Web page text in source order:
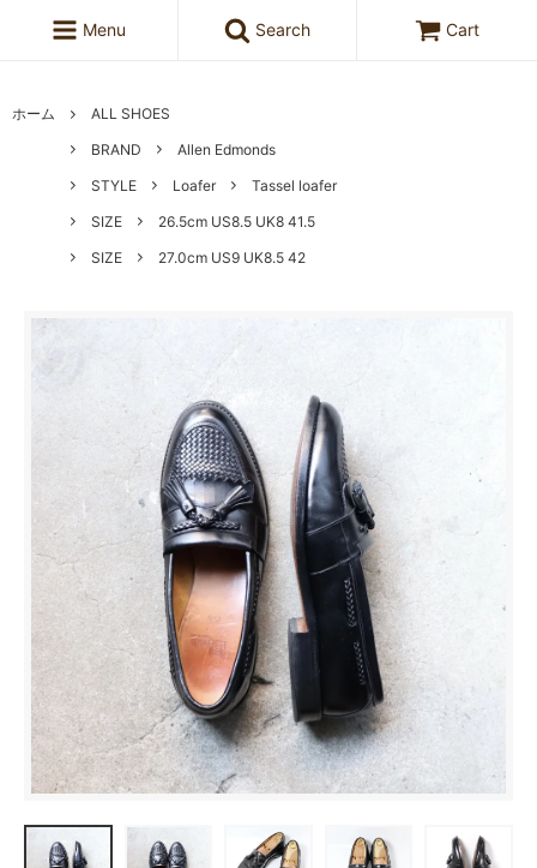
Menu Search Cart
ホーム
ALL SHOES
BRAND
Allen Edmonds
STYLE
Loafer
Tassel loafer
SIZE
26.5cm US8.5 UK8 41.5
SIZE
27.0cm US9 UK8.5 42